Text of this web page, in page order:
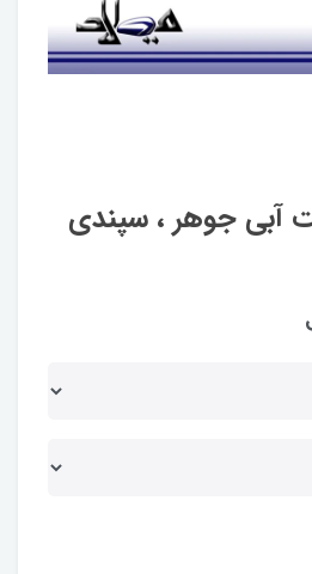
آبی جوهر ، سپندی